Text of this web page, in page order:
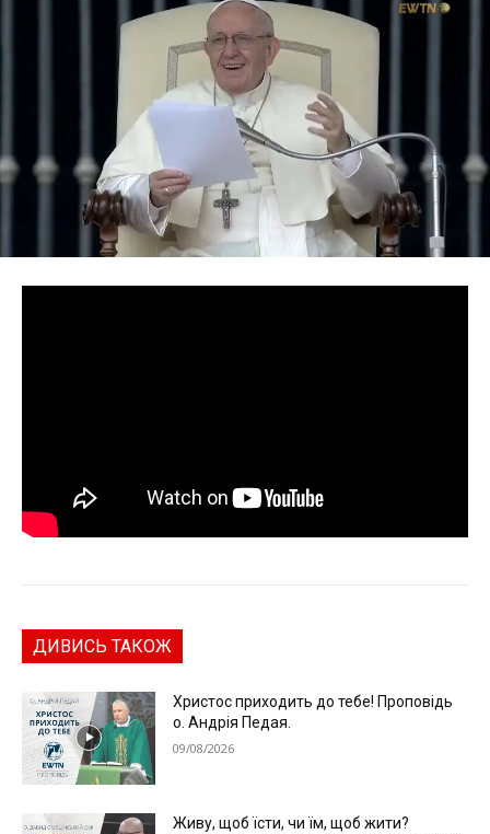
ДИВИСЬ ТАКОЖ
Христос приходить до тебе! Проповідь
о. Андрія Педая.
09/08/2026
Живу, щоб їсти, чи їм, щоб жити?